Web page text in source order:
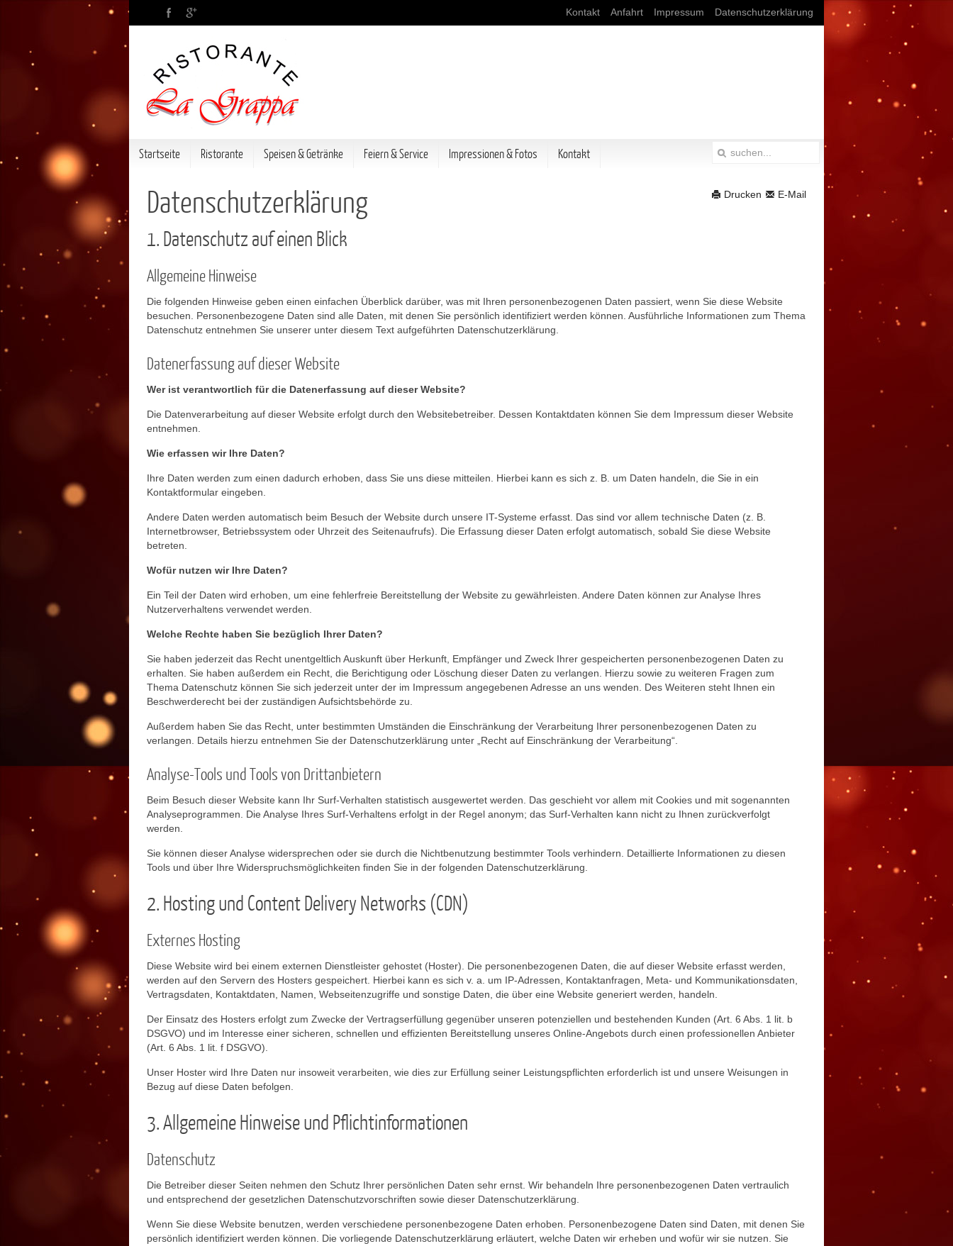
Kontakt Anfahrt Impressum Datenschutzerklärung
Startseite Ristorante Speisen & Getränke Feiern & Service Impressionen & Fotos Kontakt
E-Mail
Drucken
Datenschutzerklärung
1. Datenschutz auf einen Blick
Allgemeine Hinweise
Die folgenden Hinweise geben einen einfachen Überblick darüber, was mit Ihren personenbezogenen Daten passiert, wenn Sie diese Website
besuchen. Personenbezogene Daten sind alle Daten, mit denen Sie persönlich identifiziert werden können. Ausführliche Informationen zum Thema
Datenschutz entnehmen Sie unserer unter diesem Text aufgeführten Datenschutzerklärung.
Datenerfassung auf dieser Website
Wer ist verantwortlich für die Datenerfassung auf dieser Website?
Die Datenverarbeitung auf dieser Website erfolgt durch den Websitebetreiber. Dessen Kontaktdaten können Sie dem Impressum dieser Website
entnehmen.
Wie erfassen wir Ihre Daten?
Ihre Daten werden zum einen dadurch erhoben, dass Sie uns diese mitteilen. Hierbei kann es sich z. B. um Daten handeln, die Sie in ein
Kontaktformular eingeben.
Andere Daten werden automatisch beim Besuch der Website durch unsere IT-Systeme erfasst. Das sind vor allem technische Daten (z. B.
Internetbrowser, Betriebssystem oder Uhrzeit des Seitenaufrufs). Die Erfassung dieser Daten erfolgt automatisch, sobald Sie diese Website
betreten.
Wofür nutzen wir Ihre Daten?
Ein Teil der Daten wird erhoben, um eine fehlerfreie Bereitstellung der Website zu gewährleisten. Andere Daten können zur Analyse Ihres
Nutzerverhaltens verwendet werden.
Welche Rechte haben Sie bezüglich Ihrer Daten?
Sie haben jederzeit das Recht unentgeltlich Auskunft über Herkunft, Empfänger und Zweck Ihrer gespeicherten personenbezogenen Daten zu
erhalten. Sie haben außerdem ein Recht, die Berichtigung oder Löschung dieser Daten zu verlangen. Hierzu sowie zu weiteren Fragen zum
Thema Datenschutz können Sie sich jederzeit unter der im Impressum angegebenen Adresse an uns wenden. Des Weiteren steht Ihnen ein
Beschwerderecht bei der zuständigen Aufsichtsbehörde zu.
Außerdem haben Sie das Recht, unter bestimmten Umständen die Einschränkung der Verarbeitung Ihrer personenbezogenen Daten zu
verlangen. Details hierzu entnehmen Sie der Datenschutzerklärung unter „Recht auf Einschränkung der Verarbeitung“.
Analyse-Tools und Tools von Drittanbietern
Beim Besuch dieser Website kann Ihr Surf-Verhalten statistisch ausgewertet werden. Das geschieht vor allem mit Cookies und mit sogenannten
Analyseprogrammen. Die Analyse Ihres Surf-Verhaltens erfolgt in der Regel anonym; das Surf-Verhalten kann nicht zu Ihnen zurückverfolgt
werden.
Sie können dieser Analyse widersprechen oder sie durch die Nichtbenutzung bestimmter Tools verhindern. Detaillierte Informationen zu diesen
Tools und über Ihre Widerspruchsmöglichkeiten finden Sie in der folgenden Datenschutzerklärung.
2. Hosting und Content Delivery Networks (CDN)
Externes Hosting
Diese Website wird bei einem externen Dienstleister gehostet (Hoster). Die personenbezogenen Daten, die auf dieser Website erfasst werden,
werden auf den Servern des Hosters gespeichert. Hierbei kann es sich v. a. um IP-Adressen, Kontaktanfragen, Meta- und Kommunikationsdaten,
Vertragsdaten, Kontaktdaten, Namen, Webseitenzugriffe und sonstige Daten, die über eine Website generiert werden, handeln.
Der Einsatz des Hosters erfolgt zum Zwecke der Vertragserfüllung gegenüber unseren potenziellen und bestehenden Kunden (Art. 6 Abs. 1 lit. b
DSGVO) und im Interesse einer sicheren, schnellen und effizienten Bereitstellung unseres Online-Angebots durch einen professionellen Anbieter
(Art. 6 Abs. 1 lit. f DSGVO).
Unser Hoster wird Ihre Daten nur insoweit verarbeiten, wie dies zur Erfüllung seiner Leistungspflichten erforderlich ist und unsere Weisungen in
Bezug auf diese Daten befolgen.
3. Allgemeine Hinweise und Pflichtinformationen
Datenschutz
Die Betreiber dieser Seiten nehmen den Schutz Ihrer persönlichen Daten sehr ernst. Wir behandeln Ihre personenbezogenen Daten vertraulich
und entsprechend der gesetzlichen Datenschutzvorschriften sowie dieser Datenschutzerklärung.
Wenn Sie diese Website benutzen, werden verschiedene personenbezogene Daten erhoben. Personenbezogene Daten sind Daten, mit denen Sie
persönlich identifiziert werden können. Die vorliegende Datenschutzerklärung erläutert, welche Daten wir erheben und wofür wir sie nutzen. Sie